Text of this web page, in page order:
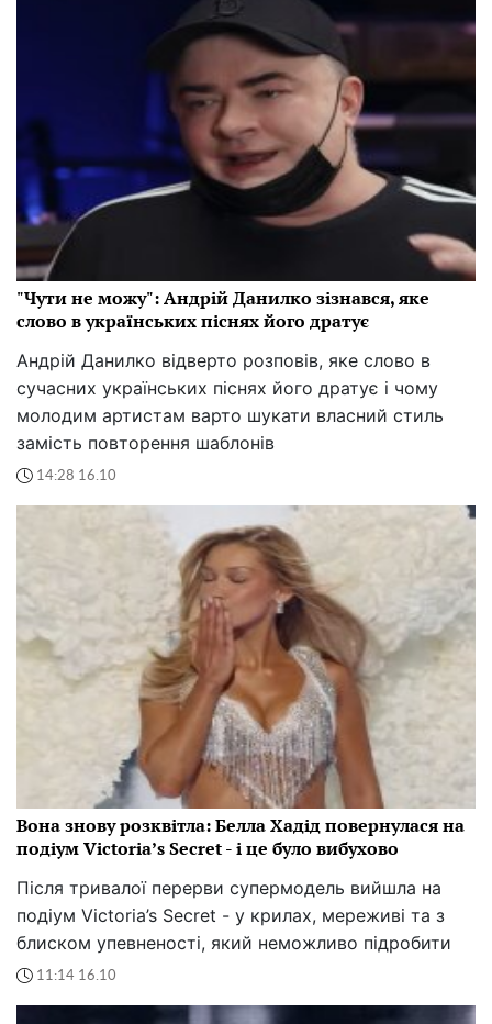
"Чути не можу": Андрій Данилко зізнався, яке
слово в українських піснях його дратує
Андрій Данилко відверто розповів, яке слово в
сучасних українських піснях його дратує і чому
молодим артистам варто шукати власний стиль
замість повторення шаблонів
14:28 16.10
Вона знову розквітла: Белла Хадід повернулася на
подіум Victoria’s Secret - і це було вибухово
Після тривалої перерви супермодель вийшла на
подіум Victoria’s Secret - у крилах, мереживі та з
блиском упевненості, який неможливо підробити
11:14 16.10